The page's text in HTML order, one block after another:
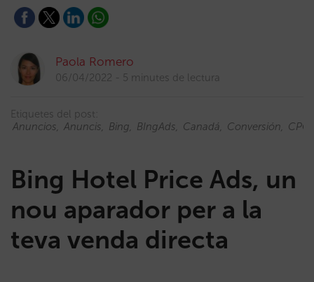
Paola Romero
06/04/2022 5 minutes de lectura
Etiquetes del post:
Anuncios
Anuncis Bing BIngAds Canadá Conversión CPC
Bing Hotel Price Ads, un
nou aparador per a la
teva venda directa